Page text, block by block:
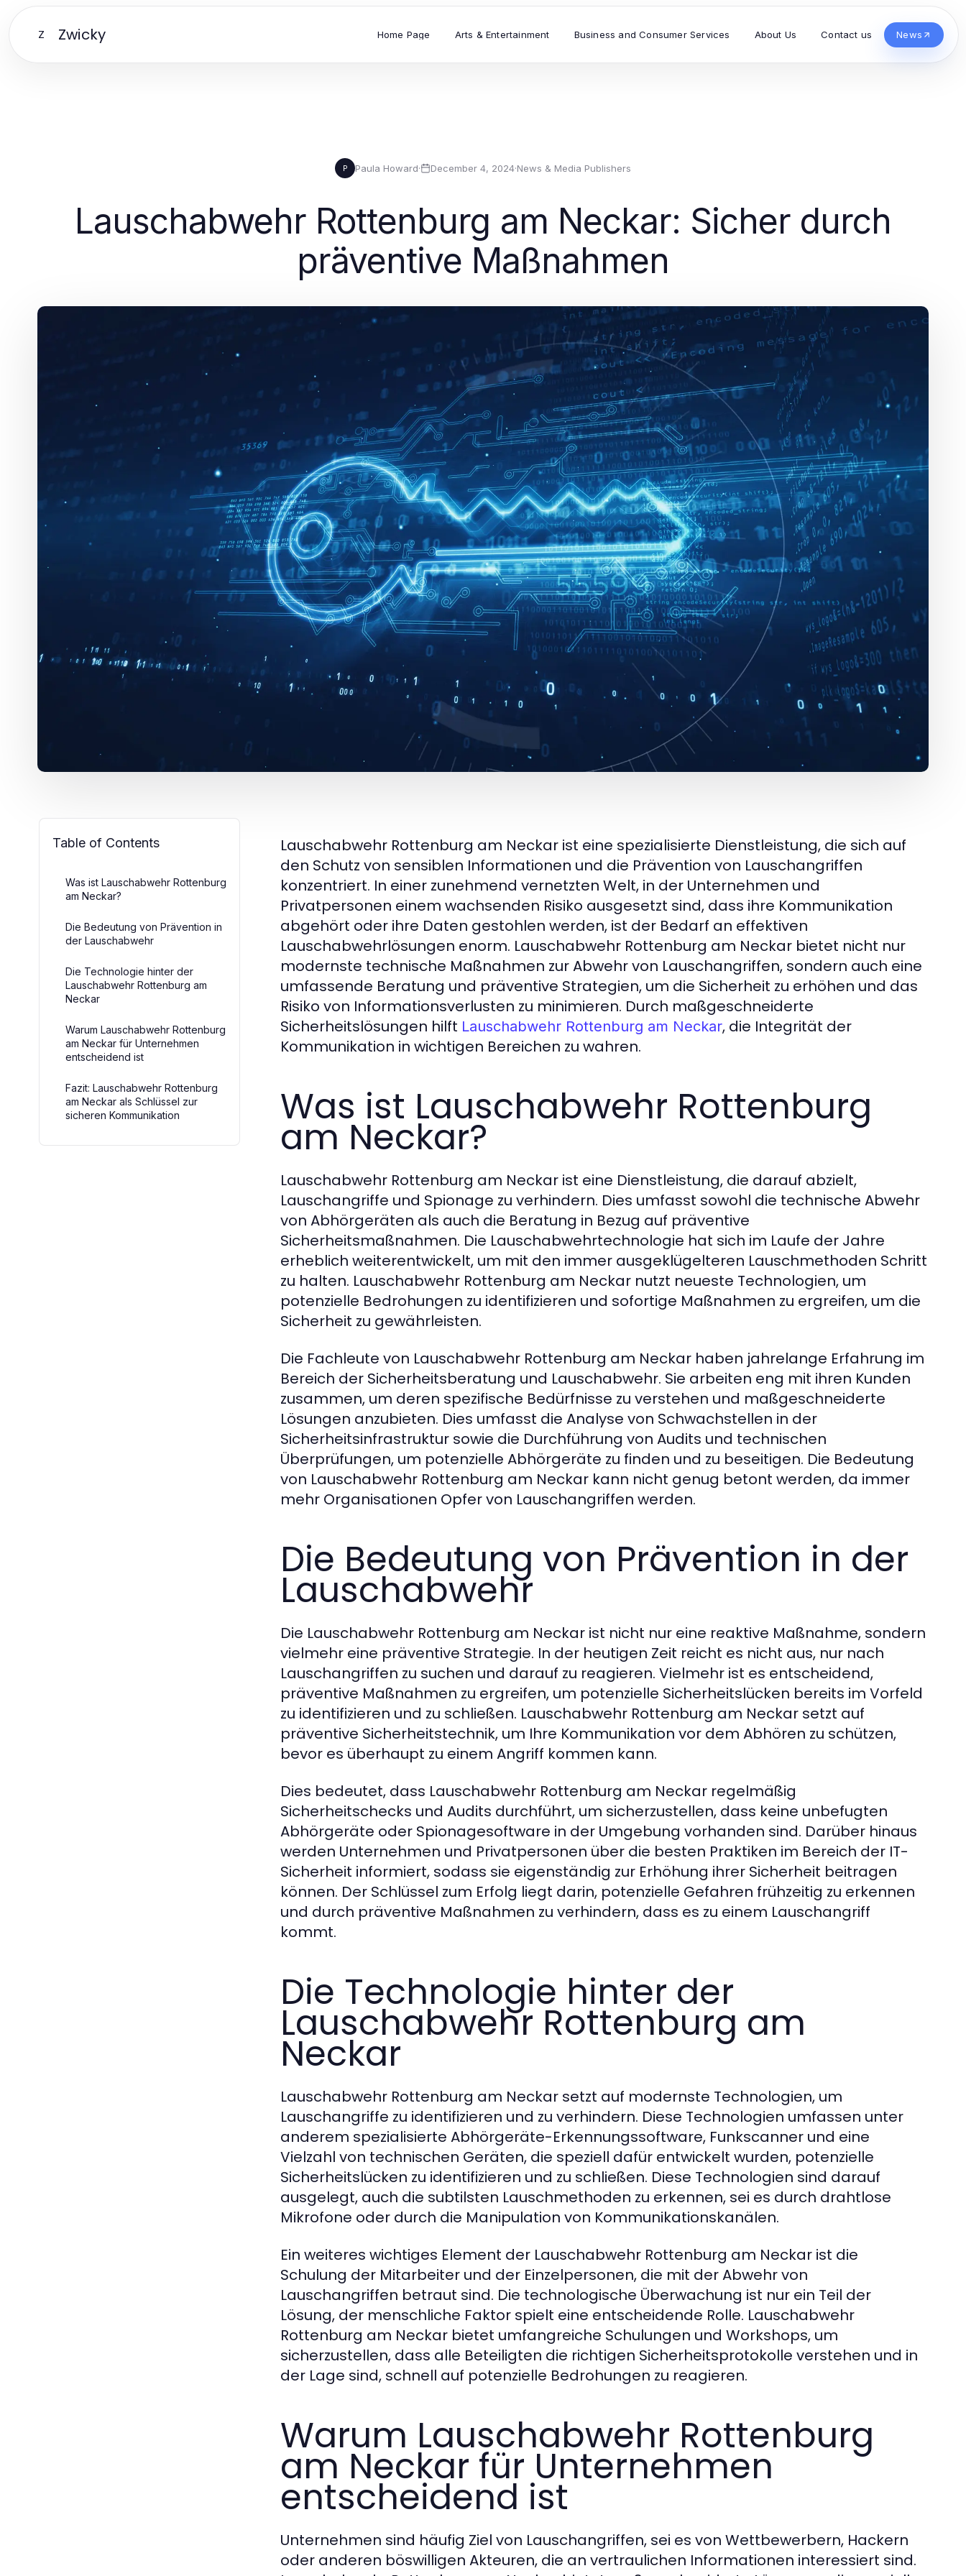
Z Zwicky Home Page Arts & Entertainment Business and Consumer Services About Us Contact us News
P Paula Howard· December 4, 2024·News & Media Publishers
Lauschabwehr Rottenburg am Neckar: Sicher durch
präventive Maßnahmen
Table of Contents
Was ist Lauschabwehr Rottenburg
am Neckar?
Die Bedeutung von Prävention in
der Lauschabwehr
Die Technologie hinter der
Lauschabwehr Rottenburg am
Neckar
Warum Lauschabwehr Rottenburg
am Neckar für Unternehmen
entscheidend ist
Fazit: Lauschabwehr Rottenburg
am Neckar als Schlüssel zur
sicheren Kommunikation
Lauschabwehr Rottenburg am Neckar ist eine spezialisierte Dienstleistung, die sich auf
den Schutz von sensiblen Informationen und die Prävention von Lauschangriffen
konzentriert. In einer zunehmend vernetzten Welt, in der Unternehmen und
Privatpersonen einem wachsenden Risiko ausgesetzt sind, dass ihre Kommunikation
abgehört oder ihre Daten gestohlen werden, ist der Bedarf an effektiven
Lauschabwehrlösungen enorm. Lauschabwehr Rottenburg am Neckar bietet nicht nur
modernste technische Maßnahmen zur Abwehr von Lauschangriffen, sondern auch eine
umfassende Beratung und präventive Strategien, um die Sicherheit zu erhöhen und das
Risiko von Informationsverlusten zu minimieren. Durch maßgeschneiderte
Sicherheitslösungen hilft Lauschabwehr Rottenburg am Neckar, die Integrität der
Kommunikation in wichtigen Bereichen zu wahren.
Was ist Lauschabwehr Rottenburg
am Neckar?
Lauschabwehr Rottenburg am Neckar ist eine Dienstleistung, die darauf abzielt,
Lauschangriffe und Spionage zu verhindern. Dies umfasst sowohl die technische Abwehr
von Abhörgeräten als auch die Beratung in Bezug auf präventive
Sicherheitsmaßnahmen. Die Lauschabwehrtechnologie hat sich im Laufe der Jahre
erheblich weiterentwickelt, um mit den immer ausgeklügelteren Lauschmethoden Schritt
zu halten. Lauschabwehr Rottenburg am Neckar nutzt neueste Technologien, um
potenzielle Bedrohungen zu identifizieren und sofortige Maßnahmen zu ergreifen, um die
Sicherheit zu gewährleisten.
Die Fachleute von Lauschabwehr Rottenburg am Neckar haben jahrelange Erfahrung im
Bereich der Sicherheitsberatung und Lauschabwehr. Sie arbeiten eng mit ihren Kunden
zusammen, um deren spezifische Bedürfnisse zu verstehen und maßgeschneiderte
Lösungen anzubieten. Dies umfasst die Analyse von Schwachstellen in der
Sicherheitsinfrastruktur sowie die Durchführung von Audits und technischen
Überprüfungen, um potenzielle Abhörgeräte zu finden und zu beseitigen. Die Bedeutung
von Lauschabwehr Rottenburg am Neckar kann nicht genug betont werden, da immer
mehr Organisationen Opfer von Lauschangriffen werden.
Die Bedeutung von Prävention in der
Lauschabwehr
Die Lauschabwehr Rottenburg am Neckar ist nicht nur eine reaktive Maßnahme, sondern
vielmehr eine präventive Strategie. In der heutigen Zeit reicht es nicht aus, nur nach
Lauschangriffen zu suchen und darauf zu reagieren. Vielmehr ist es entscheidend,
präventive Maßnahmen zu ergreifen, um potenzielle Sicherheitslücken bereits im Vorfeld
zu identifizieren und zu schließen. Lauschabwehr Rottenburg am Neckar setzt auf
präventive Sicherheitstechnik, um Ihre Kommunikation vor dem Abhören zu schützen,
bevor es überhaupt zu einem Angriff kommen kann.
Dies bedeutet, dass Lauschabwehr Rottenburg am Neckar regelmäßig
Sicherheitschecks und Audits durchführt, um sicherzustellen, dass keine unbefugten
Abhörgeräte oder Spionagesoftware in der Umgebung vorhanden sind. Darüber hinaus
werden Unternehmen und Privatpersonen über die besten Praktiken im Bereich der IT-
Sicherheit informiert, sodass sie eigenständig zur Erhöhung ihrer Sicherheit beitragen
können. Der Schlüssel zum Erfolg liegt darin, potenzielle Gefahren frühzeitig zu erkennen
und durch präventive Maßnahmen zu verhindern, dass es zu einem Lauschangriff
kommt.
Die Technologie hinter der
Lauschabwehr Rottenburg am
Neckar
Lauschabwehr Rottenburg am Neckar setzt auf modernste Technologien, um
Lauschangriffe zu identifizieren und zu verhindern. Diese Technologien umfassen unter
anderem spezialisierte Abhörgeräte-Erkennungssoftware, Funkscanner und eine
Vielzahl von technischen Geräten, die speziell dafür entwickelt wurden, potenzielle
Sicherheitslücken zu identifizieren und zu schließen. Diese Technologien sind darauf
ausgelegt, auch die subtilsten Lauschmethoden zu erkennen, sei es durch drahtlose
Mikrofone oder durch die Manipulation von Kommunikationskanälen.
Ein weiteres wichtiges Element der Lauschabwehr Rottenburg am Neckar ist die
Schulung der Mitarbeiter und der Einzelpersonen, die mit der Abwehr von
Lauschangriffen betraut sind. Die technologische Überwachung ist nur ein Teil der
Lösung, der menschliche Faktor spielt eine entscheidende Rolle. Lauschabwehr
Rottenburg am Neckar bietet umfangreiche Schulungen und Workshops, um
sicherzustellen, dass alle Beteiligten die richtigen Sicherheitsprotokolle verstehen und in
der Lage sind, schnell auf potenzielle Bedrohungen zu reagieren.
Warum Lauschabwehr Rottenburg
am Neckar für Unternehmen
entscheidend ist
Unternehmen sind häufig Ziel von Lauschangriffen, sei es von Wettbewerbern, Hackern
oder anderen böswilligen Akteuren, die an vertraulichen Informationen interessiert sind.